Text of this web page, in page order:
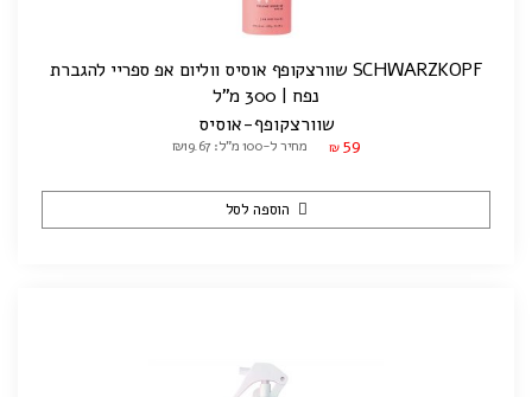
SCHWARZKOPF שוורצקופף אוסיס ווליום אפ ספריי להגברת
נפח | 300 מ"ל
שוורצקופף-אוסיס
₪ 59 מחיר ל-100 מ"ל: ₪19.67
הוספה לסל